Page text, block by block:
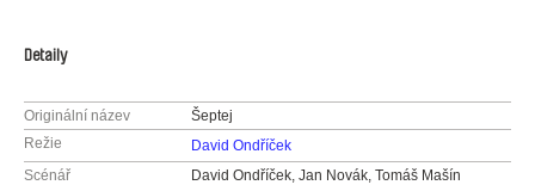
Detaily
Originální název
Šeptej
Režie
David Ondříček
Scénář
David Ondříček, Jan Novák, Tomáš Mašín